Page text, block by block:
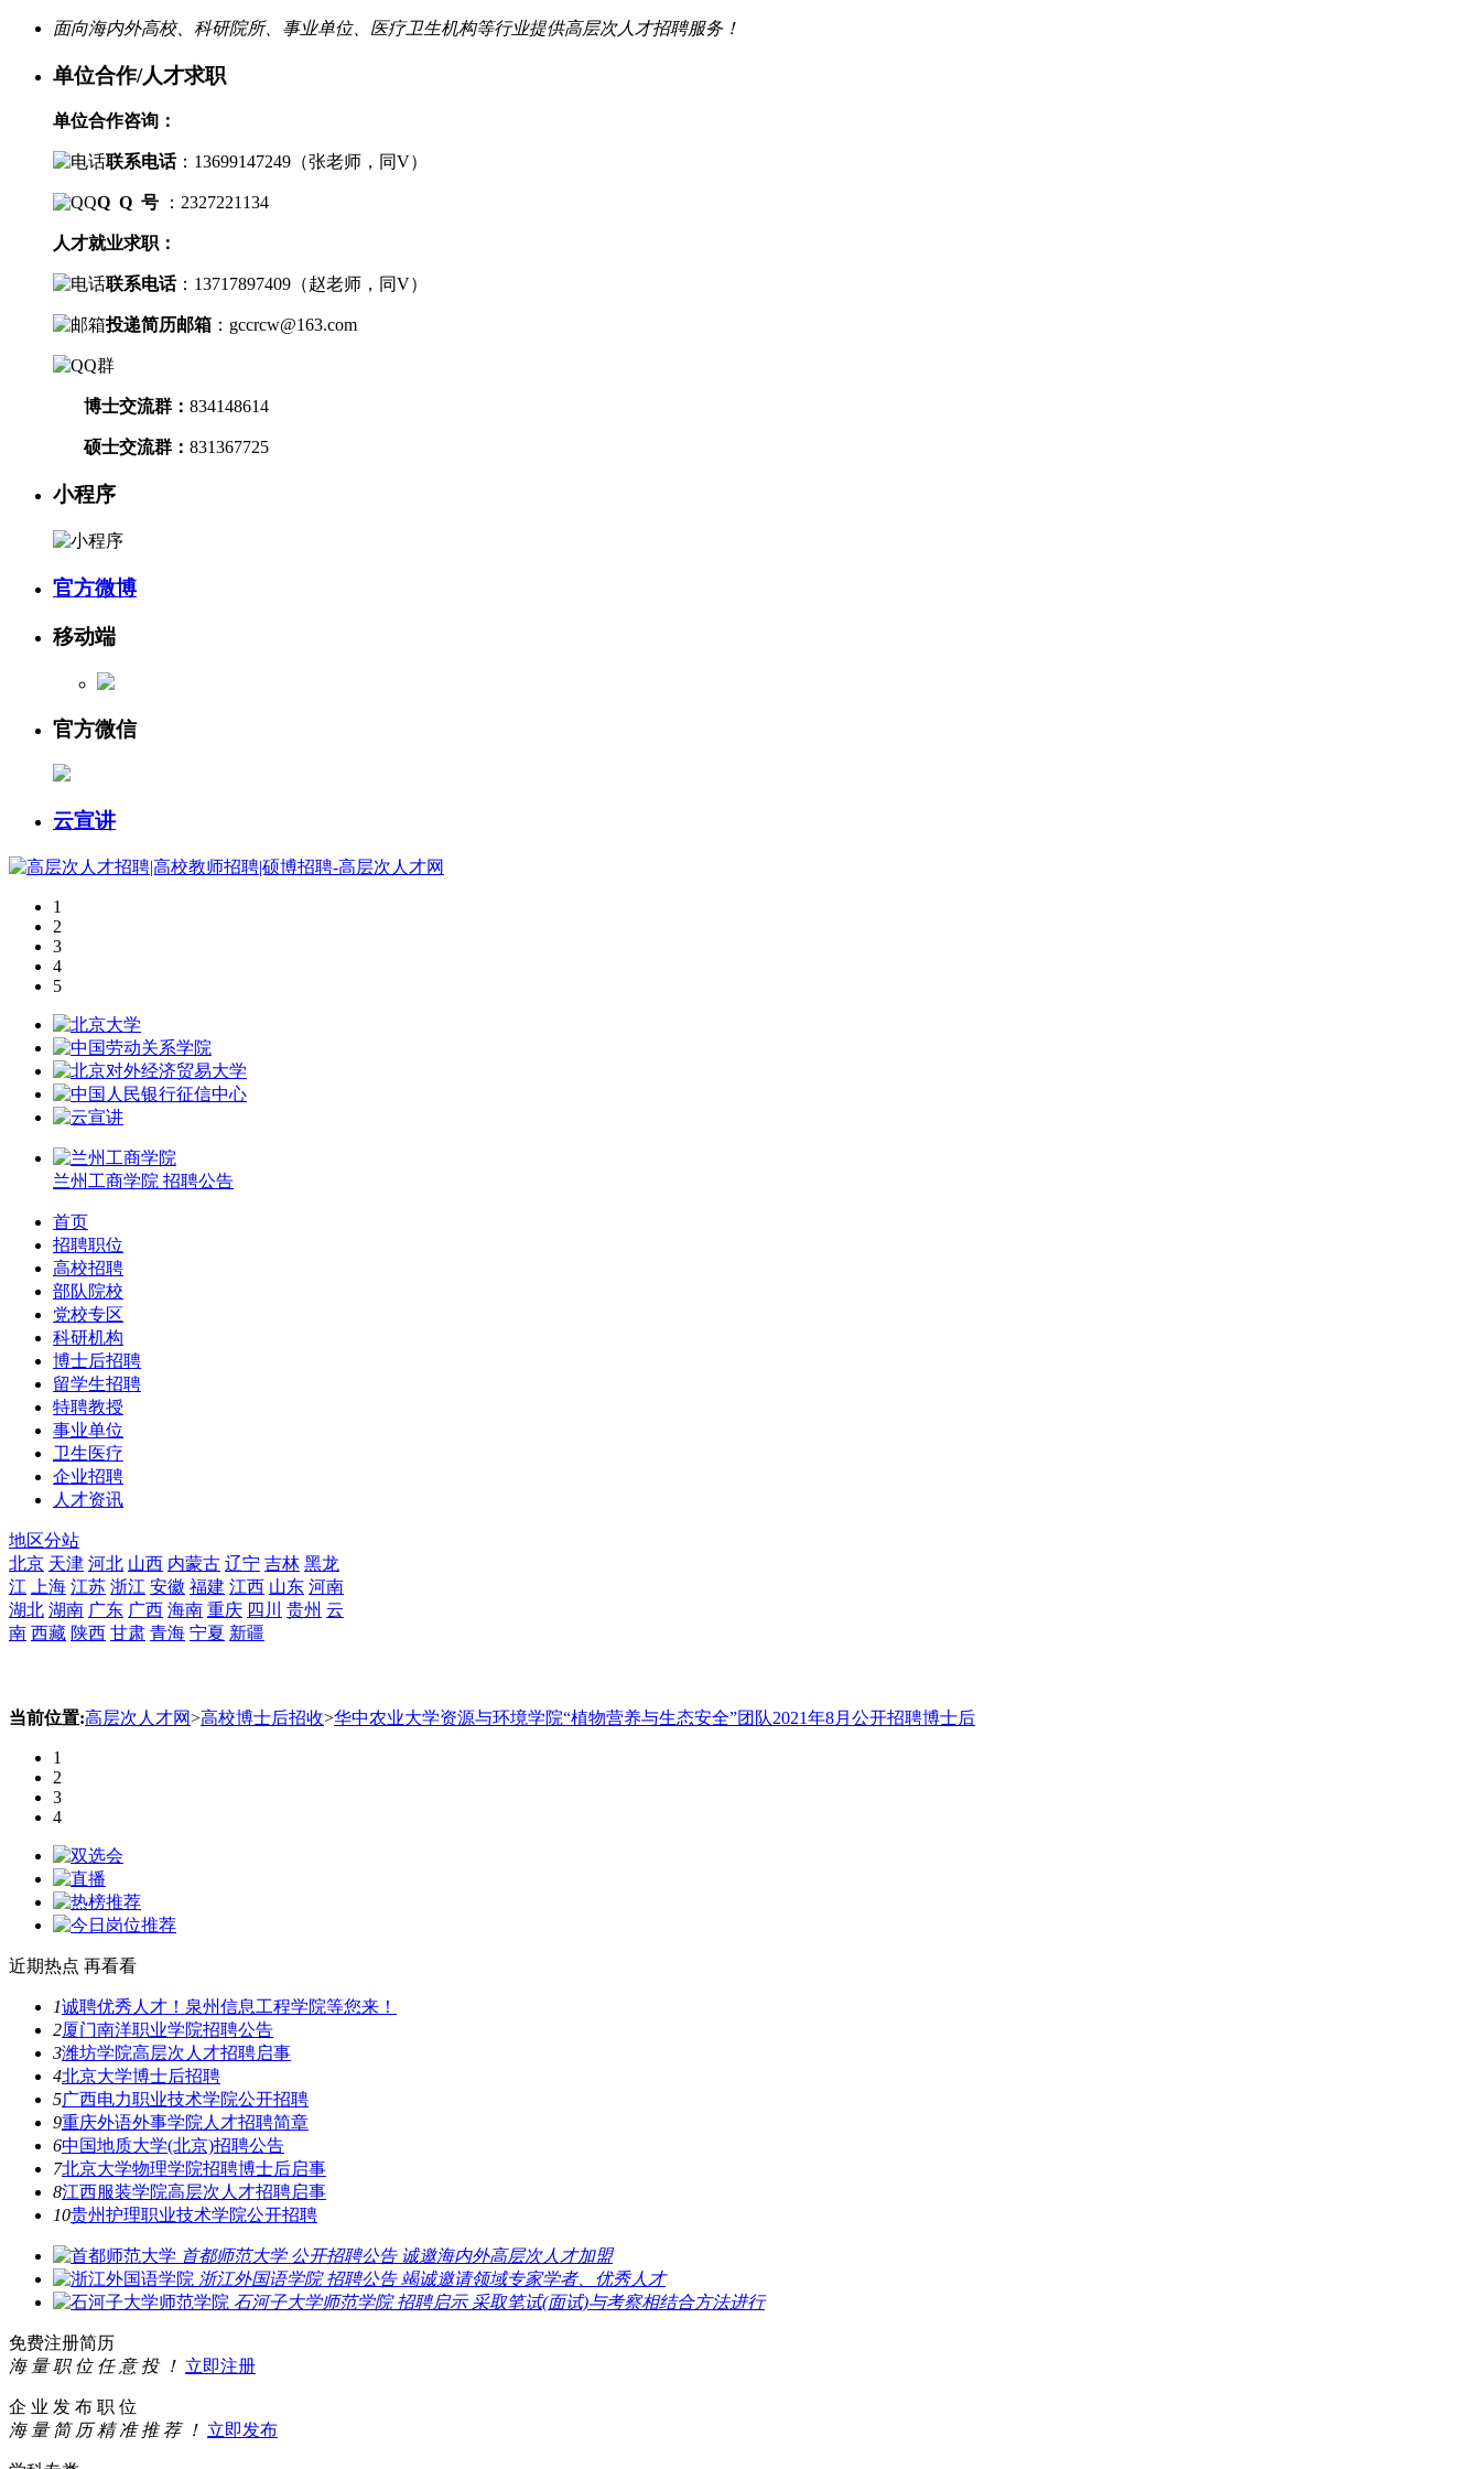
面向海内外高校、科研院所、事业单位、医疗卫生机构等行业提供高层次人才招聘服务！
单位合作/人才求职
单位合作咨询：
联系电话： 13699147249（张老师， 同V）
Q Q 号 ：2327221134
人才就业求职：
联系电话： 13717897409（赵老师， 同V）
投递简历邮箱 ： gccrcw@163.com
博士交流群 ： 834148614
硕士交流群： 831367725
小程序
官方微博
移动端
官方微信
云宣讲
1
2
3
4
5
兰州工商学院 招聘公告
首页
招聘职位
高校招聘
部队院校
党校专区
科研机构
博士后招聘
留学生招聘
特聘教授
事业单位
卫生医疗
企业招聘
人才资讯
地区分站
北京 天津 河北 山西 内蒙古 辽宁 吉林 黑龙
江
上海 江苏 浙江 安徽 福建 江西 山东 河南
湖北 湖南 广东 广西 海南 重庆 四川 贵州 云
南 西藏 陕西 甘肃 青海 宁夏 新疆
当前位置:高层次人才网>高校博士后招收>华中农业大学资源与环境学院“植物营养与生态安全”团队2021年8月公开招聘博士后
1
2
3
4
近期热点 再看看
1诚聘优秀人才！泉州信息工程学院等您来！
2厦门南洋职业学院招聘公告
3潍坊学院高层次人才招聘启事
4北京大学博士后招聘
5广西电力职业技术学院公开招聘
9重庆外语外事学院人才招聘简章
6中国地质大学(北京)招聘公告
7北京大学物理学院招聘博士后启事
8江西服装学院高层次人才招聘启事
10贵州护理职业技术学院公开招聘
首都师范大学 公开招聘公告 诚邀海内外高层次人才加盟
浙江外国语学院 招聘公告 竭诚邀请领域专家学者、优秀人才
石河子大学师范学院 招聘启示 采取笔试(面试)与考察相结合方法进行
免费注册简历
海 量 职 位 任 意 投 ！ 立即注册
企 业 发 布 职 位
海 量 简 历 精 准 推 荐 ！ 立即发布